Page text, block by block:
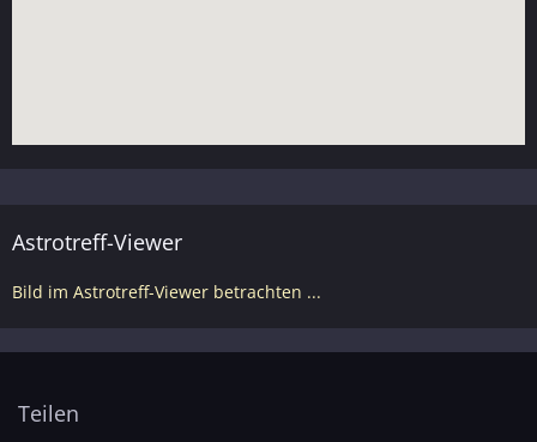
Astrotreff-Viewer
Bild im Astrotreff-Viewer betrachten ...
Teilen